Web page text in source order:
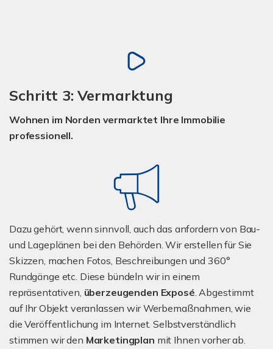
Schritt 3: Vermarktung
Wohnen im Norden vermarktet Ihre Immobilie
professionell.
Dazu gehört, wenn sinnvoll, auch das anfordern von Bau-
und Lageplänen bei den Behörden. Wir erstellen für Sie
Skizzen, machen Fotos, Beschreibungen und 360°
Rundgänge etc. Diese bündeln wir in einem
repräsentativen, überzeugenden Exposé . Abgestimmt
auf Ihr Objekt veranlassen wir Werbemaßnahmen, wie
die Veröffentlichung im Internet. Selbstverständlich
stimmen wir den Marketingplan mit Ihnen vorher ab.